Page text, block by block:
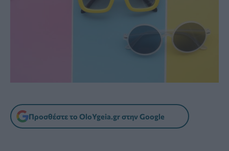
Προσθέστε το OloYgeia.gr στην Google